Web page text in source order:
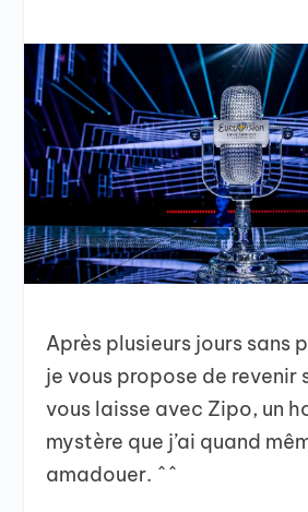
Après plusieurs jours sans
je vous propose de revenir
vous laisse avec Zipo, un
mystère que j’ai quand
amadouer. ^^